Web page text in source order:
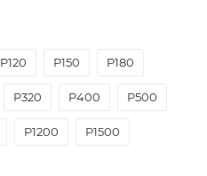
P120 P150 P180
P320 P400 P500
P1200 P1500